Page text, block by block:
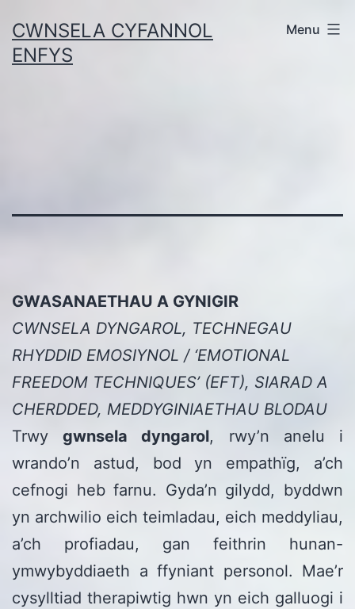
to
content
CWNSELA CYFANNOL
ENFYS
Menu
GWASANAETHAU A GYNIGIR
CWNSELA DYNGAROL, TECHNEGAU
RHYDDID EMOSIYNOL / ‘EMOTIONAL
FREEDOM TECHNIQUES’ (EFT), SIARAD A
CHERDDED, MEDDYGINIAETHAU BLODAU
Trwygwnsela dyngarol, rwy’n anelu i
wrando’n astud, bod yn empathïg, a’ch
cefnogi heb farnu. Gyda’n gilydd, byddwn
yn archwilio eich teimladau, eich meddyliau,
a’ch profiadau, gan feithrin hunan-
ymwybyddiaeth a ffyniant personol. Mae’r
cysylltiad therapiwtig hwn yn eich galluogi i